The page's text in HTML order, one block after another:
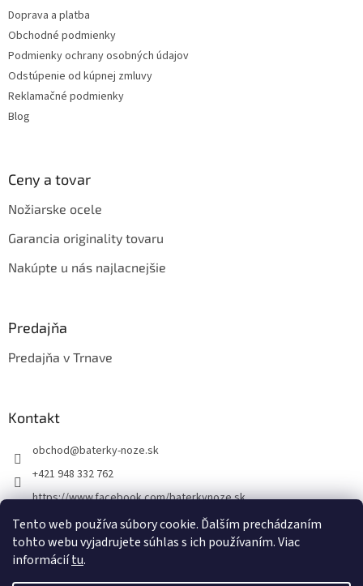
Tento web používa súbory cookie. Ďalším prechádzaním
tohto webu vyjadrujete súhlas s ich používaním. Viac
informáciítu.
Doprava a platba
Obchodné podmienky
Podmienky ochrany osobných údajov
Odstúpenie od kúpnej zmluvy
Reklamačné podmienky
Blog
Ceny a tovar
Nožiarske ocele
Garancia originality tovaru
Nakúpte u nás najlacnejšie
Predajňa
Predajňa v Trnave
Kontakt
obchod@baterky-noze.sk
+421 948 332 762
https://www.facebook.com/baterkynoze.sk
/baterkynoze
https://www.youtube.com/@nozebaterky